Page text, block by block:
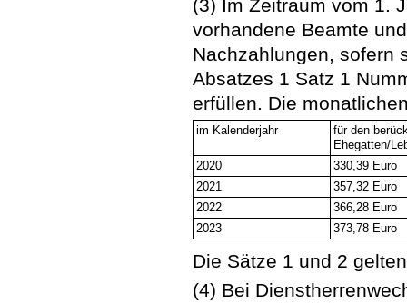
(3) Im Zeitraum vom 1.
vorhandene Beamte
Nachzahlungen, sofern
Absatzes 1 Satz 1
erfüllen. Die
im Kalenderjahr
für den
Ehegatten/
2020
330,39 Euro
2021
357,32 Euro
2022
366,28 Euro
2023
373,78 Euro
Die Sätze 1 und 2
(4) Bei